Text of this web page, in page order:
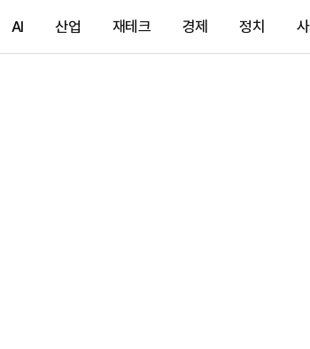
AI 산업 재테크 경제 정치